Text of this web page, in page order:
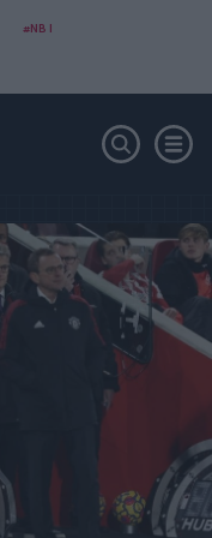
#NB I